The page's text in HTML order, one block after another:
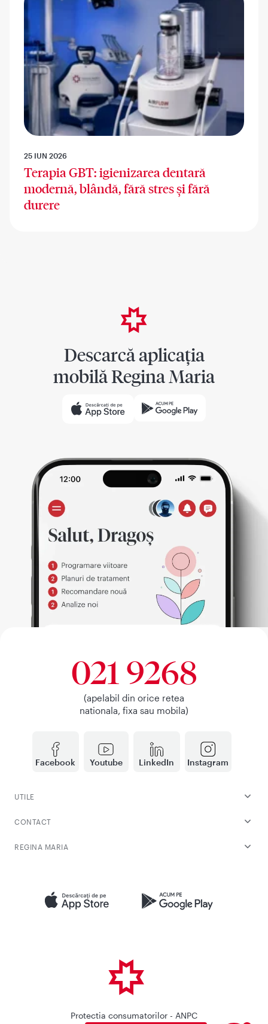
25 IUN 2026
Terapia GBT: igienizarea dentară
modernă, blândă, fără stres și fără
durere
Descarcă aplicația
mobilă Regina Maria
Facebook Youtube LinkedIn Instagram
021 9268
(apelabil din orice retea
nationala, fixa sau mobila)
UTILE
CONTACT
REGINA MARIA
Protectia consumatorilor - ANPC